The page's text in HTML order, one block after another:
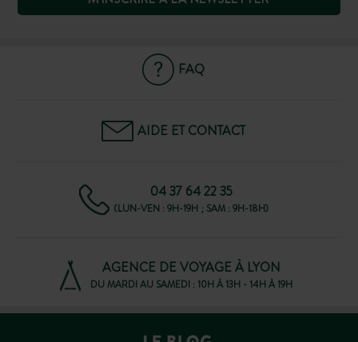
FAQ
AIDE ET CONTACT
04 37 64 22 35
(LUN-VEN : 9H-19H ; SAM : 9H-18H)
AGENCE DE VOYAGE À LYON
DU MARDI AU SAMEDI : 10H À 13H - 14H À 19H